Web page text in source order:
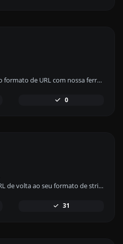
Codifique qualquer string no formato de URL com nossa ferramenta de codificação de URL para endereços da web seguros.
0
Decodifique a entrada de URL de volta ao seu formato de string original com nossa ferramenta de decodificação de URL para fácil recuperação de dados.
31